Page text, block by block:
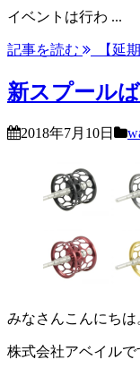
イベントは行わ ...
記事を読む 【延
新スプール
2018年7月10日
みなさんこんにちは
株式会社アベイルで